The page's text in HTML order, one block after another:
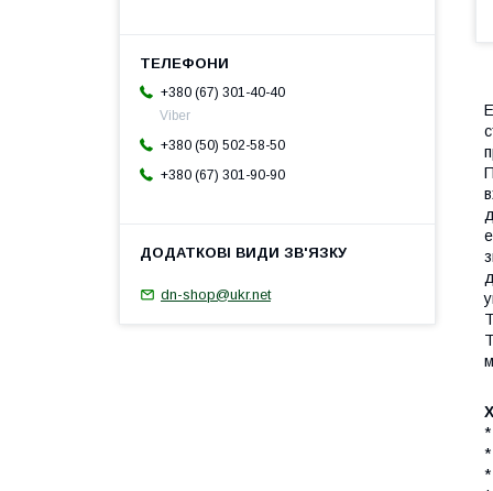
*
*
*
+380 (67) 301-40-40
Viber
+380 (50) 502-58-50
+380 (67) 301-90-90
dn-shop@ukr.net